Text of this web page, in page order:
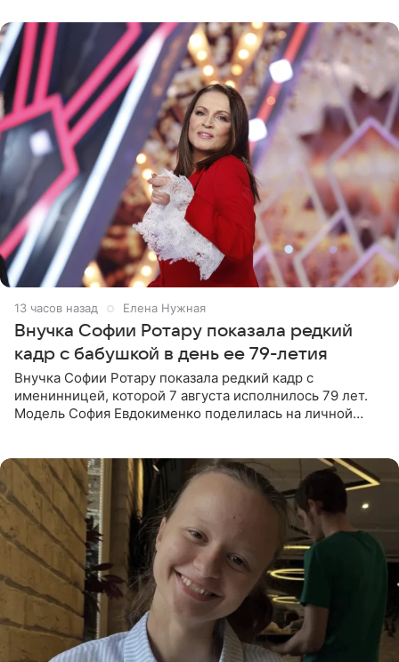
13 часов назад Елена Нужная
Внучка Софии Ротару показала редкий
кадр с бабушкой в день ее 79-летия
Внучка Софии Ротару показала редкий кадр с
именинницей, которой 7 августа исполнилось 79 лет.
Модель София Евдокименко поделилась на личной